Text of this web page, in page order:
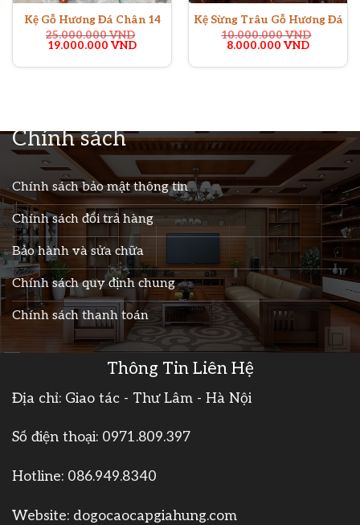
Kệ Gỗ Hương Đá Chân 14
25.000.000VND
Giá
là:
19.000.000 VNDGiá
tại
Kệ Sừng Trâu Gỗ Hương Đá
10.000.000VND
Giá
là:
8.000.000 VNDGiá
tại
Chính sách
Chính sách bảo mật thông tin
Chính sách đổi trả hàng
Bảo hành và sửa chữa
Chính sách quy định chung
Chính sách thanh toán
Thông Tin Liên Hệ
Địa chỉ: Giao tác - Thư Lâm - Hà Nội
Số điện thoại: 0971.809.397
Hotline: 086.949.8340
Website: dogocaocapgiahung.com